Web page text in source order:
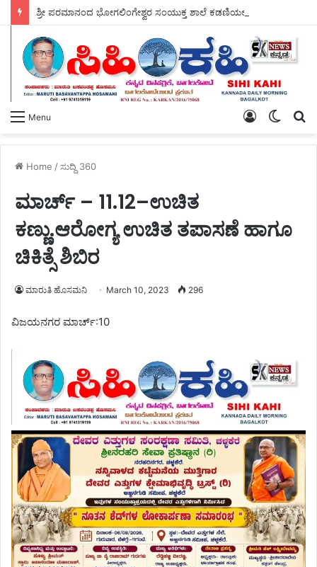
Menu
Switch
Log
Home /ಸುದ್ದಿ 360
ಮಾರ್ಚ್ – 11.12–ಉಚಿತ
ಕಣ್ಣು.ಆರೋಗ್ಯ ಉಚಿತ ತಪಾಸಣೆ ಹಾಗೂ
ಚಿಕಿತ್ಸೆ ಶಿಬಿರ
ಮಾರುತಿ ಹೊಸಮನಿ March 10, 2023 296
ವಿಜಯನಗರ ಮಾರ್ಚ್:10